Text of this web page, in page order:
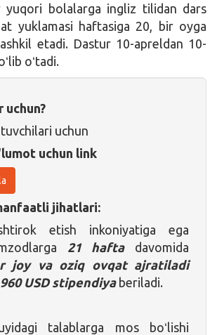
yuqori bolalarga ingliz tilidan dars
yuklamasi haftasiga 20, bir oyga
etadi. Dastur 10-apreldan 10-
oʻtadi.
uchun?
uchun
uchun link
jihatlari:
etish inkoniyatiga ega
21 haftadavomida
joy va oziq ovqat ajratiladi
960 USD stipendiya beriladi.
talablarga mos boʻlishi